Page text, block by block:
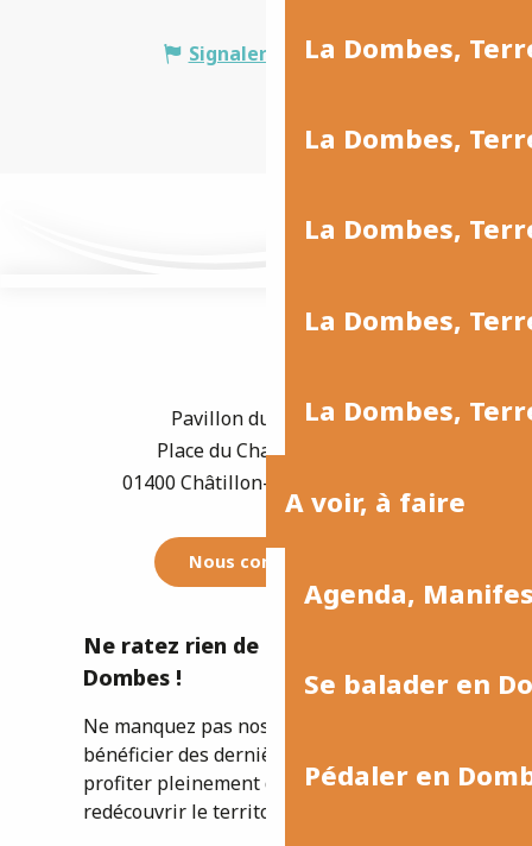
La Dombes,
La Dombes,
La Dombes,
La Dombes,
La Dombes,
A voir, à faire
Agenda,
Se balader en
Pédaler en
Signaler une erreur
Pavillon du Tourisme
Place du Champ de Foire
01400 Châtillon-sur-Chalaronne
Nous contacter
Ne ratez rien de l'actualité de la
Dombes !
Ne manquez pas nos newsletters pour
bénéficier des dernières informations et
profiter pleinement de votre séjour ou
redécouvrir le territoire.